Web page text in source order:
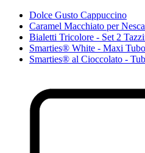
Dolce Gusto Cappuccino
Caramel Macchiato per
Bialetti Tricolore - Set 2
Smarties® White - Maxi Tubo
Smarties® al Cioccolato -